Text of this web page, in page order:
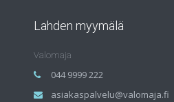
Lahden myymälä
Valomaja
044 9999 222
asiakaspalvelu@valomaja.fi